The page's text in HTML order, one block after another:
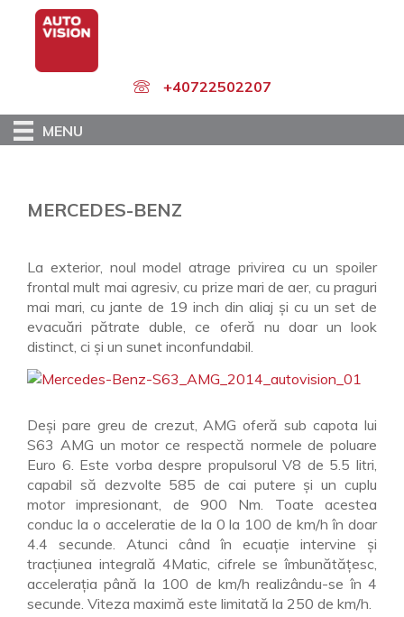
content
+40722502207
MENU
MERCEDES-BENZ
La exterior, noul model atrage privirea cu un spoiler
frontal mult mai agresiv, cu prize mari de aer, cu praguri
mai mari, cu jante de 19 inch din aliaj şi cu un set de
evacuări pătrate duble, ce oferă nu doar un look
distinct, ci şi un sunet inconfundabil.
Deşi pare greu de crezut, AMG oferă sub capota lui
S63 AMG un motor ce respectă normele de poluare
Euro 6. Este vorba despre propulsorul V8 de 5.5 litri,
capabil să dezvolte 585 de cai putere şi un cuplu
motor impresionant, de 900 Nm. Toate acestea
conduc la o acceleratie de la 0 la 100 de km/h în doar
4.4 secunde. Atunci când în ecuaţie intervine şi
tracţiunea integrală 4Matic, cifrele se îmbunătăţesc,
acceleraţia până la 100 de km/h realizându-se în 4
secunde. Viteza maximă este limitată la 250 de km/h.